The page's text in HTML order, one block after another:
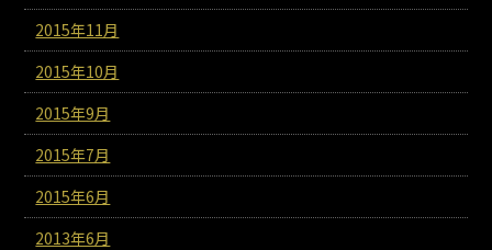
2015年11月
2015年10月
2015年9月
2015年7月
2015年6月
2013年6月